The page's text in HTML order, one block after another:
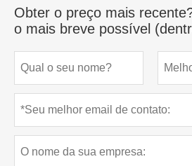
Obter o preço mais
o mais breve possível